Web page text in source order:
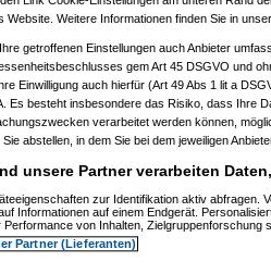
Re(13): Neue Auflösung: 5120x1600 (
Re(15): Neue Auflösung: 5120x1600
Re(16): Neue Auflösung:
Re(17): Neue Auflösung:
Re(18): Neue Auflösung:
Re(19): Neue
5120x1600(teletham 11.07.2006,
5120x1600(Pervasiveam
(Pervasiveam 11.07.2006,
(gravedam 11.07.2006,
5120x1600(Pervasiveam 11.07.2006,
5120x1600(gravedam 11.07.2006,
5120x1600(Pervasive
5120x1600
Website. Weitere Informationen finden Sie in
getroffenen Einstellungen auch Anbieter
gem Art 45 DSGVO und
Einwilligung auch hierfür (Art 49 Abs 1 lit a
Es besteht insbesondere das Risiko, dass Ihre
verarbeitet werden können,
abstellen, in dem Sie bei dem jeweiligen
unsere Partner verarbeiten
zur Identifikation aktiv abfragen.
Informationen auf einem Endgerät.
Performance von Inhalten, Zielgruppenforschung
Partner (Lieferanten)